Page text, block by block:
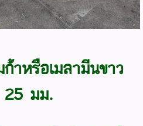
าหรือเมลามีนขาว
มม.